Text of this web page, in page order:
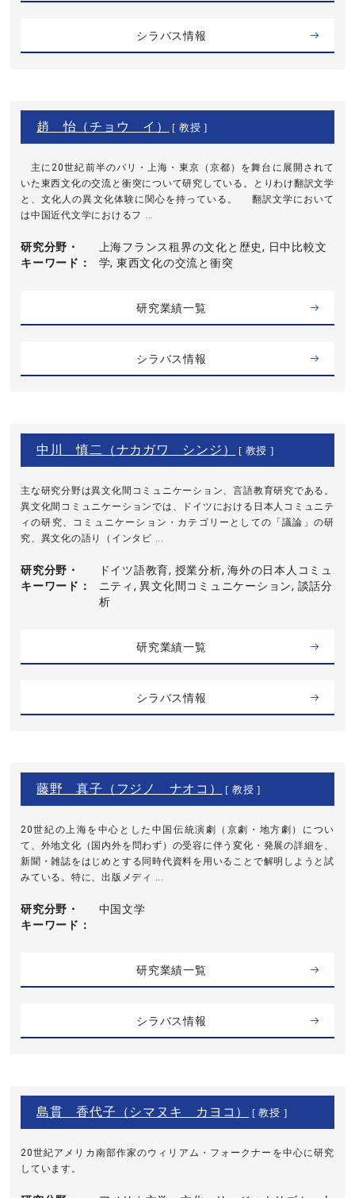
シラバス情報
趙 怡（チョウ イ） [ 教授 ]
主に20世紀前半のパリ・上海・東京（京都）を舞台に展開されて
いた東西文化の交流と衝突について研究している。とりわけ翻訳文学
と、文化人の異文化体験に関心を持っている。 翻訳文学において
は中国近代文学におけるフ ...
研究分野・
キーワード
上海フランス租界の文化と歴史, 日中比較文
学, 東西文化の交流と衝突
研究業績一覧
シラバス情報
中川 慎二（ナカガワ シンジ） [ 教授 ]
主な研究分野は異文化間コミュニケーション、言語教育研究である。
異文化間コミュニケーションでは、ドイツにおける日本人コミュニテ
ィの研究、コミュニケーション・カテゴリーとしての「議論」の研
究、異文化の語り（インタビ ...
研究分野・
キーワード
ドイツ語教育, 授業分析, 海外の日本人コミュ
ニティ, 異文化間コミュニケーション, 談話分
析
研究業績一覧
シラバス情報
藤野 真子（フジノ ナオコ） [ 教授 ]
20世紀の上海を中心とした中国伝統演劇（京劇・地方劇）につい
て、外地文化（国内外を問わず）の受容に伴う変化・発展の詳細を、
新聞・雑誌をはじめとする同時代資料を用いることで解明しようと試
みている。特に、出版メディ ...
研究分野・
キーワード
中国文学
研究業績一覧
シラバス情報
島貫 香代子（シマヌキ カヨコ） [ 教授 ]
20世紀アメリカ南部作家のウィリアム・フォークナーを中心に研究
しています。